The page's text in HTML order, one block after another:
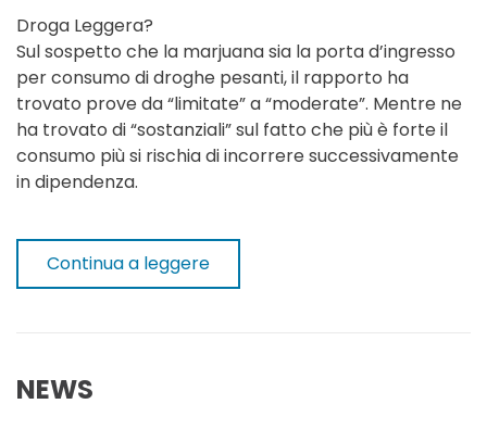
Droga Leggera?
Sul sospetto che la marjuana sia la porta d’ingresso
per consumo di droghe pesanti, il rapporto ha
trovato prove da “limitate” a “moderate”. Mentre ne
ha trovato di “sostanziali” sul fatto che più è forte il
consumo più si rischia di incorrere successivamente
in dipendenza.
Continua a leggere
NEWS